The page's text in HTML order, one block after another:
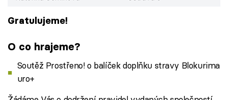
Gratulujeme!
O co hrajeme?
Soutěž Prostřeno! o balíček doplňku stravy Blokurima
uro+